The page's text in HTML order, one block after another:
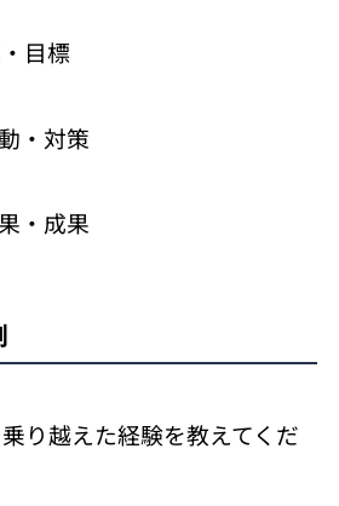
目標
・対策
・成果
り越えた経験を教えてくだ